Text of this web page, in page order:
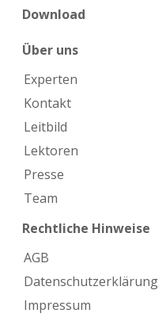
Download
Über uns
Experten
Kontakt
Leitbild
Lektoren
Presse
Team
Rechtliche Hinweise
AGB
Datenschutzerklärung
Impressum